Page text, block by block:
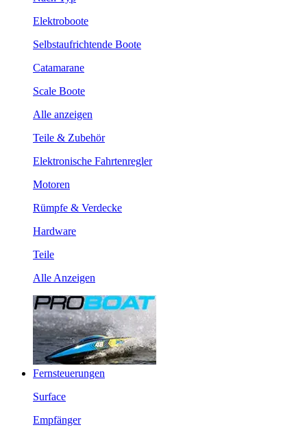
Elektroboote
Selbstaufrichtende Boote
Catamarane
Scale Boote
Alle anzeigen
Teile & Zubehör
Elektronische Fahrtenregler
Motoren
Rümpfe & Verdecke
Hardware
Teile
Alle Anzeigen
Fernsteuerungen
Surface
Empfänger